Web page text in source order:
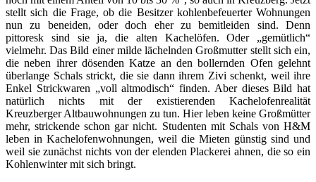
stellt sich die Frage, ob die Besitzer kohlenbefeuerter Wohnungen
nun zu beneiden, oder doch eher zu bemitleiden sind. Denn
pittoresk sind sie ja, die alten Kachelöfen. Oder „gemütlich“
vielmehr. Das Bild einer milde lächelnden Großmutter stellt sich ein,
die neben ihrer dösenden Katze an den bollernden Ofen gelehnt
überlange Schals strickt, die sie dann ihrem Zivi schenkt, weil ihre
Enkel Strickwaren „voll altmodisch“ finden. Aber dieses Bild hat
natürlich nichts mit der existierenden Kachelofenrealität
Kreuzberger Altbauwohnungen zu tun. Hier leben keine Großmütter
mehr, strickende schon gar nicht. Studenten mit Schals von H&M
leben in Kachelofenwohnungen, weil die Mieten günstig sind und
weil sie zunächst nichts von der elenden Plackerei ahnen, die so ein
Kohlenwinter mit sich bringt.